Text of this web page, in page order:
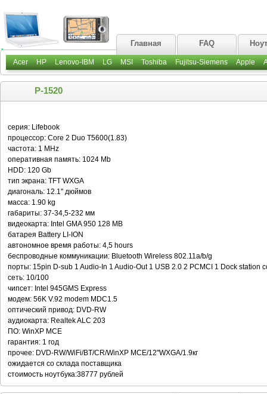
Главная FAQ
Acer HP Lenovo-IBM LG MSI Toshiba Fujitsu-Siemens Apple
P-1520
серия: Lifebook
процессор: Core 2 Duo T5600(1.83)
частота: 1 MHz
оперативная память: 1024 Mb
HDD: 120 Gb
тип экрана: TFT WXGA
диагональ: 12.1'' дюймов
масса: 1.90 kg
габариты: 37-34,5-232 мм
видеокарта: Intel GMA 950 128 MB
батарея Battery LI-ION
автономное время работы: 4,5 hours
беспроводные коммуникации: Bluetooth Wireless 802.11a/b/g
порты: 15pin D-sub 1 Audio-In 1 Audio-Out 1 USB 2.0 2 PCMCI 1 Dock station
сеть: 10/100
чипсет: Intel 945GMS Express
модем: 56K V.92 modem MDC1.5
оптический привод: DVD-RW
аудиокарта: Realtek ALC 203
ПО: WinXP MCE
гарантия: 1 год
прочее: DVD-RW/WiFi/BT/CR/WinXP MCE/12"WXGA/1.9кг
ожидается со склада поставщика
стоимость ноутбука:38777 рублей